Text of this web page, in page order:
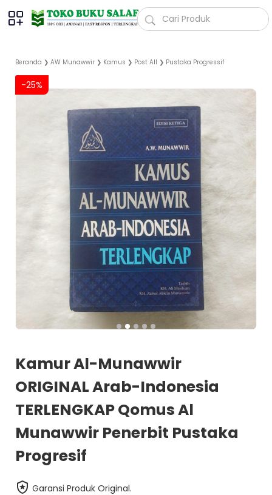
Beranda ❯ AW Munawwir ❯ Kamus ❯ Post All ❯ Pustaka Progressif
-25%
Kamur Al-Munawwir
ORIGINAL Arab-Indonesia
TERLENGKAP Qomus Al
Munawwir Penerbit Pustaka
Progresif
Garansi Produk Original.